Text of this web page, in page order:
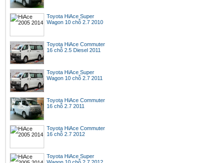
Toyota HiAce Super
Wagon 10 chỗ 2.7 2010
Toyota HiAce Commuter
16 chỗ 2.5 Diesel 2011
Toyota HiAce Super
Wagon 10 chỗ 2.7 2011
Toyota HiAce Commuter
16 chỗ 2.7 2011
Toyota HiAce Commuter
16 chỗ 2.7 2012
Toyota HiAce Super